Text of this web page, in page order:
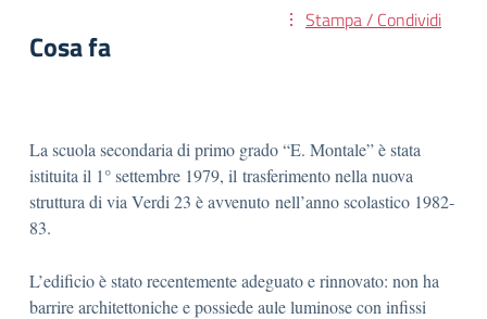
Stampa / Condividi
Cosa fa
La scuola secondaria di primo grado “E. Montale” è stata
istituita il 1° settembre 1979, il trasferimento nella nuova
struttura di via Verdi 23 è avvenuto nell’anno scolastico 1982-
83.
L’edificio è stato recentemente adeguato e rinnovato: non ha
barrire architettoniche e possiede aule luminose con infissi